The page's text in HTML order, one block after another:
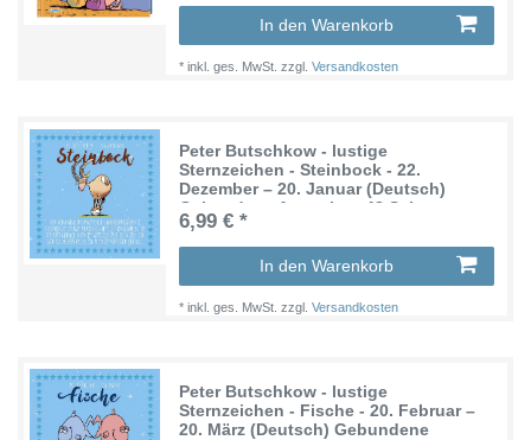
In den Warenkorb
*inkl. ges. MwSt. zzgl.Versandkosten
Peter Butschkow - lustige
Sternzeichen - Steinbock - 22.
Dezember – 20. Januar (Deutsch)
Gebundene Ausgabe - 48 Seiten
6,99 € *
In den Warenkorb
*inkl. ges. MwSt. zzgl.Versandkosten
Peter Butschkow - lustige
Sternzeichen - Fische - 20. Februar –
20. März (Deutsch) Gebundene